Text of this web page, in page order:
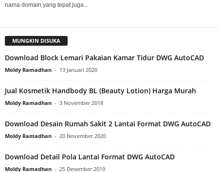
nama domain yang tepat juga...
MUNGKIN DISUKA
Download Block Lemari Pakaian Kamar Tidur DWG AutoCAD
Moldy Ramadhan - 13 Januari 2020
Jual Kosmetik Handbody BL (Beauty Lotion) Harga Murah
Moldy Ramadhan - 3 November 2018
Download Desain Rumah Sakit 2 Lantai Format DWG AutoCAD
Moldy Ramadhan - 20 November 2020
Download Detail Pola Lantai Format DWG AutoCAD
Moldy Ramadhan - 25 Desember 2019